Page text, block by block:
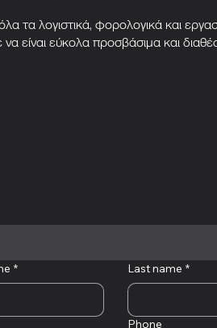
τα λογιστικά, φορολογικά και
είναι εύκολα προσβάσιμα και
* Last name *
Phone